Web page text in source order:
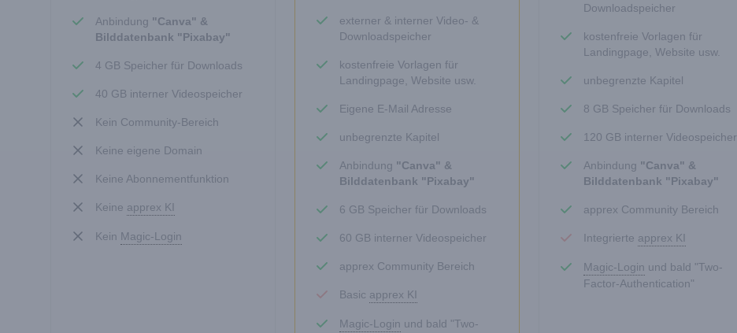
Anbindung "Canva" &
Bilddatenbank "Pixabay"
4 GB Speicher für Downloads
40 GB interner Videospeicher
Kein Community-Bereich
Keine eigene Domain
Keine Abonnementfunktion
Keine apprex KI
Kein Magic-Login
externer & interner Video- &
Downloadspeicher
kostenfreie Vorlagen für
Landingpage, Website usw.
Eigene E-Mail Adresse
unbegrenzte Kapitel
Anbindung "Canva" &
Bilddatenbank "Pixabay"
6 GB Speicher für Downloads
60 GB interner Videospeicher
apprex Community Bereich
Basic apprex KI
Magic-Login und bald "Two-
Downloadspeicher
kostenfreie Vorlagen für
Landingpage, Website usw.
unbegrenzte Kapitel
8 GB Speicher für Downloads
120 GB interner Videospeicher
Anbindung "Canva" &
Bilddatenbank "Pixabay"
apprex Community Bereich
Integrierte apprex KI
Magic-Login und bald "Two-
Factor-Authentication"